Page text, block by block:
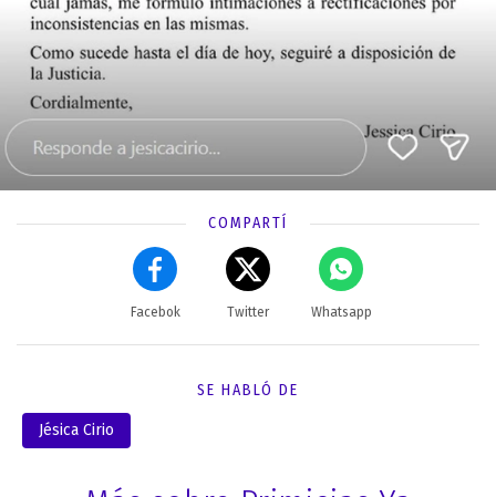
COMPARTÍ
Facebok Twitter Whatsapp
SE HABLÓ DE
Jésica Cirio